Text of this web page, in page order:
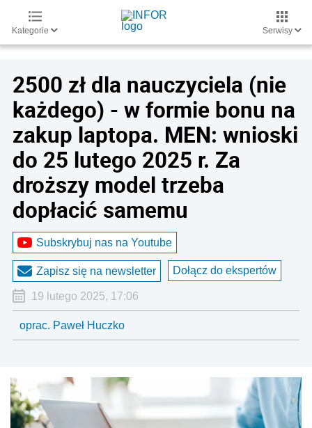
Kategorie Serwisy
2500 zł dla nauczyciela (nie
każdego) - w formie bonu na
zakup laptopa. MEN: wnioski
do 25 lutego 2025 r. Za
droższy model trzeba
dopłacić samemu
Subskrybuj nas na Youtube
Zapisz się na newsletter Dołącz do ekspertów
19 lutego 2025, 17:06
oprac. Paweł Huczko